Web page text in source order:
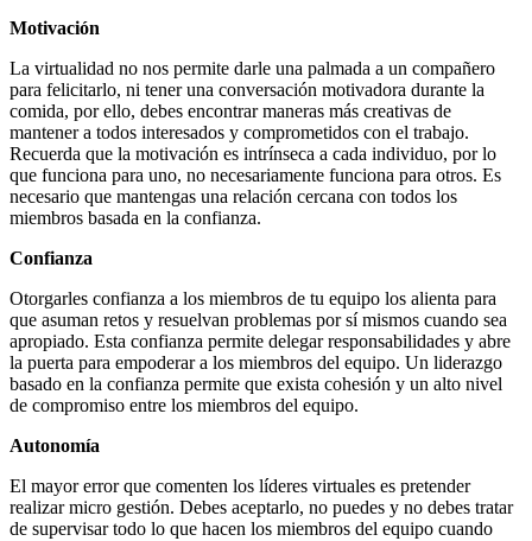
Motivación
La virtualidad no nos permite darle una palmada a un compañero
para felicitarlo, ni tener una conversación motivadora durante la
comida, por ello, debes encontrar maneras más creativas de
mantener a todos interesados y comprometidos con el trabajo.
Recuerda que la motivación es intrínseca a cada individuo, por lo
que funciona para uno, no necesariamente funciona para otros. Es
necesario que mantengas una relación cercana con todos los
miembros basada en la confianza.
Confianza
Otorgarles confianza a los miembros de tu equipo los alienta para
que asuman retos y resuelvan problemas por sí mismos cuando sea
apropiado. Esta confianza permite delegar responsabilidades y abre
la puerta para empoderar a los miembros del equipo. Un liderazgo
basado en la confianza permite que exista cohesión y un alto nivel
de compromiso entre los miembros del equipo.
Autonomía
El mayor error que comenten los líderes virtuales es pretender
realizar micro gestión. Debes aceptarlo, no puedes y no debes tratar
de supervisar todo lo que hacen los miembros del equipo cuando